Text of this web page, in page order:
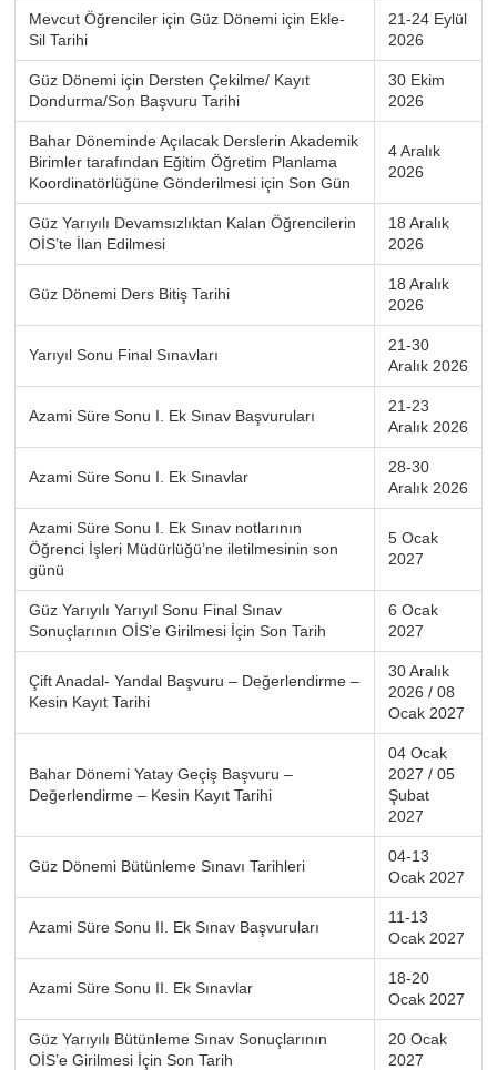
Mevcut Öğrenciler için Güz Dönemi için Ekle-
Sil Tarihi
21-24 Eylül
2026
Güz Dönemi için Dersten Çekilme/ Kayıt
Dondurma/Son Başvuru Tarihi
30 Ekim
2026
Bahar Döneminde Açılacak Derslerin Akademik
Birimler tarafından Eğitim Öğretim Planlama
Koordinatörlüğüne Gönderilmesi için Son Gün
4 Aralık
2026
Güz Yarıyılı Devamsızlıktan Kalan Öğrencilerin
OİS’te İlan Edilmesi
18 Aralık
2026
Güz Dönemi Ders Bitiş Tarihi
18 Aralık
2026
Yarıyıl Sonu Final Sınavları
21-30
Aralık 2026
Azami Süre Sonu I. Ek Sınav Başvuruları
21-23
Aralık 2026
Azami Süre Sonu I. Ek Sınavlar
28-30
Aralık 2026
Azami Süre Sonu I. Ek Sınav notlarının
Öğrenci İşleri Müdürlüğü’ne iletilmesinin son
günü
5 Ocak
2027
Güz Yarıyılı Yarıyıl Sonu Final Sınav
Sonuçlarının OİS’e Girilmesi İçin Son Tarih
6 Ocak
2027
Çift Anadal- Yandal Başvuru – Değerlendirme –
Kesin Kayıt Tarihi
30 Aralık
2026 / 08
Ocak 2027
Bahar Dönemi Yatay Geçiş Başvuru –
Değerlendirme – Kesin Kayıt Tarihi
04 Ocak
2027 / 05
Şubat
2027
Güz Dönemi Bütünleme Sınavı Tarihleri
04-13
Ocak 2027
Azami Süre Sonu II. Ek Sınav Başvuruları
11-13
Ocak 2027
Azami Süre Sonu II. Ek Sınavlar
18-20
Ocak 2027
Güz Yarıyılı Bütünleme Sınav Sonuçlarının
OİS’e Girilmesi İçin Son Tarih
20 Ocak
2027